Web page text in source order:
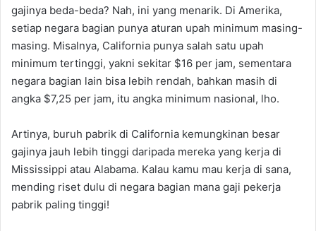
gajinya beda-beda? Nah, ini yang menarik. Di Amerika,
setiap negara bagian punya aturan upah minimum masing-
masing. Misalnya, California punya salah satu upah
minimum tertinggi, yakni sekitar $16 per jam, sementara
negara bagian lain bisa lebih rendah, bahkan masih di
angka $7,25 per jam, itu angka minimum nasional, lho.
Artinya, buruh pabrik di California kemungkinan besar
gajinya jauh lebih tinggi daripada mereka yang kerja di
Mississippi atau Alabama. Kalau kamu mau kerja di sana,
mending riset dulu di negara bagian mana gaji pekerja
pabrik paling tinggi!